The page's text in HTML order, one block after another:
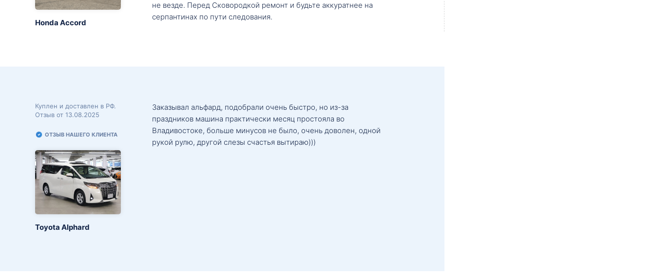
Honda Accord
не везде. Перед Сковородкой ремонт и будьте аккуратнее на
серпантинах по пути следования.
Куплен и доставлен в РФ.
Отзыв от 13.08.2025
ОТЗЫВ НАШЕГО КЛИЕНТА
Toyota Alphard
Заказывал альфард, подобрали очень быстро, но из-за
праздников машина практически месяц простояла во
Владивостоке, больше минусов не было, очень доволен, одной
рукой рулю, другой слезы счастья вытираю)))